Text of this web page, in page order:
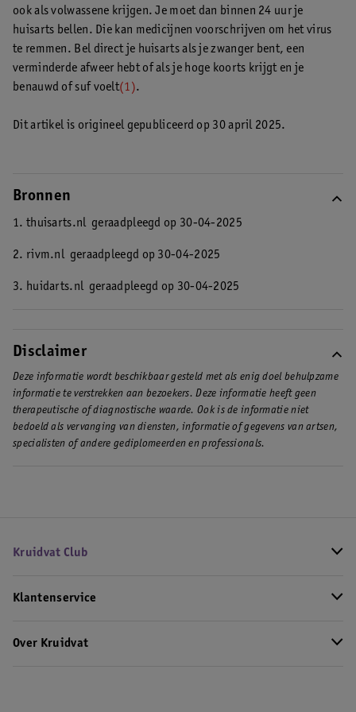
ook als volwassene krijgen. Je moet dan binnen 24 uur je
huisarts bellen. Die kan medicijnen voorschrijven om het virus
te remmen. Bel direct je huisarts als je zwanger bent, een
verminderde afweer hebt of als je hoge koorts krijgt en je
benauwd of suf voelt(1).
Dit artikel is origineel gepubliceerd op 30 april 2025.
Bronnen
1. thuisarts.nl geraadpleegd op 30-04-2025
2. rivm.nl geraadpleegd op 30-04-2025
3. huidarts.nl geraadpleegd op 30-04-2025
Disclaimer
Deze informatie wordt beschikbaar gesteld met als enig doel behulpzame
informatie te verstrekken aan bezoekers. Deze informatie heeft geen
therapeutische of diagnostische waarde. Ook is de informatie niet
bedoeld als vervanging van diensten, informatie of gegevens van artsen,
specialisten of andere gediplomeerden en professionals.
Kruidvat Club
Klantenservice
Over Kruidvat